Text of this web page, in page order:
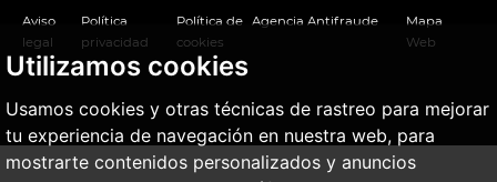
Utilizamos cookies
Usamos cookies y otras técnicas de rastreo para mejorar
tu experiencia de navegación en nuestra web, para
mostrarte contenidos personalizados y anuncios
Aviso
legal
Política
privacidad
Política de
cookies
Agencia Antifraude
Mapa
Web